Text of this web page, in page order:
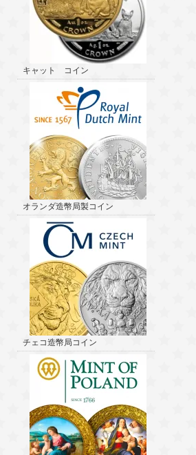
キャット コイン
オランダ造幣局製コイン
チェコ造幣局コイン